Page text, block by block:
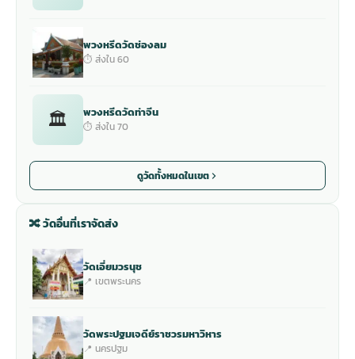
พวงหรีดวัดช่องลม
⏱ ส่งใน 60
🏛 พวงหรีดวัดท่าจีน
⏱ ส่งใน 70
ดูวัดทั้งหมดในเขต
🔀 วัดอื่นที่เราจัดส่ง
วัดเอี่ยมวรนุช
📍 เขตพระนคร
วัดพระปฐมเจดีย์ราชวรมหาวิหาร
📍 นครปฐม